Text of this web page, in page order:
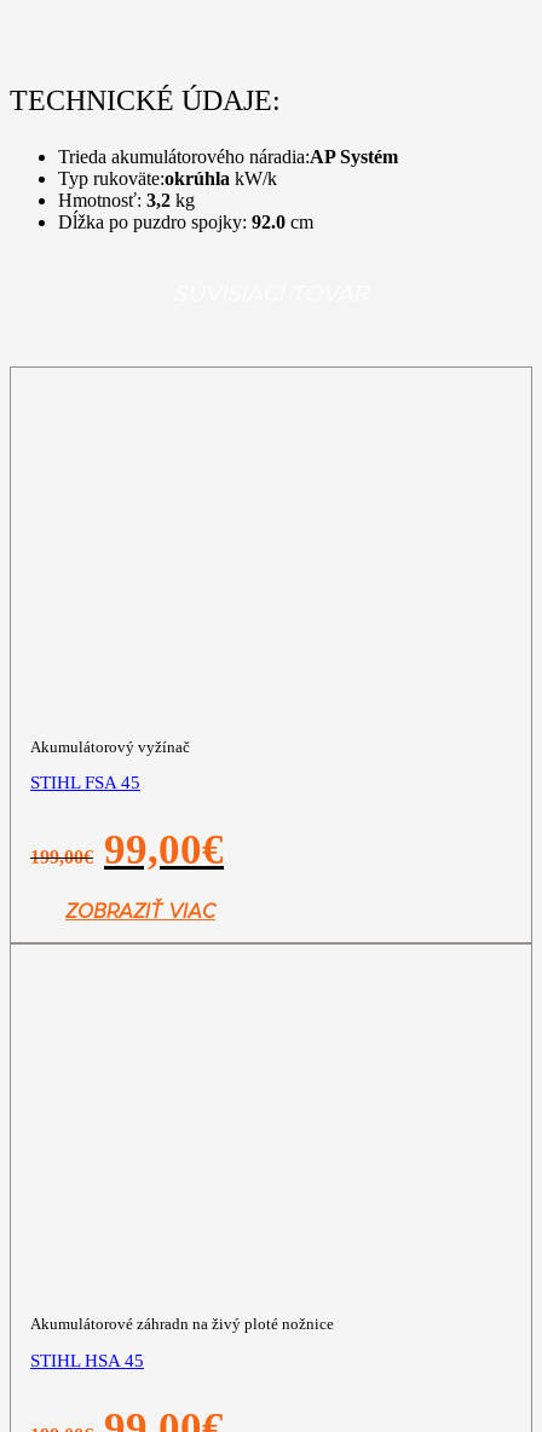
TECHNICKÉ ÚDAJE:
Trieda akumulátorového náradia:AP Systém
Typ rukoväte:okrúhla kW/k
Hmotnosť: 3,2 kg
Dĺžka po puzdro spojky: 92.0 cm
Akumulátorový vyžínač
STIHL FSA 45
199,00€
Pôvodná
cena
199,00€.
99,00€
ZOBRAZIŤ VIAC
Akumulátorové záhradn na živý ploté nožnice
STIHL HSA 45
Pôvodná